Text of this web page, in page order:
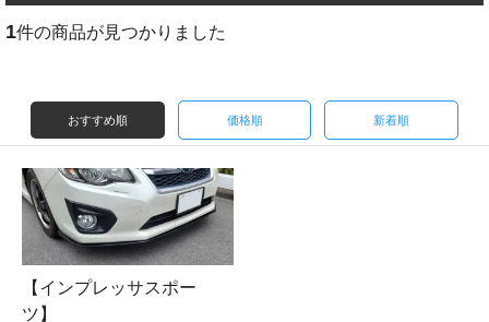
1件の商品が見つかりました
おすすめ順 価格順 新着順
【インプレッサスポー
ツ】